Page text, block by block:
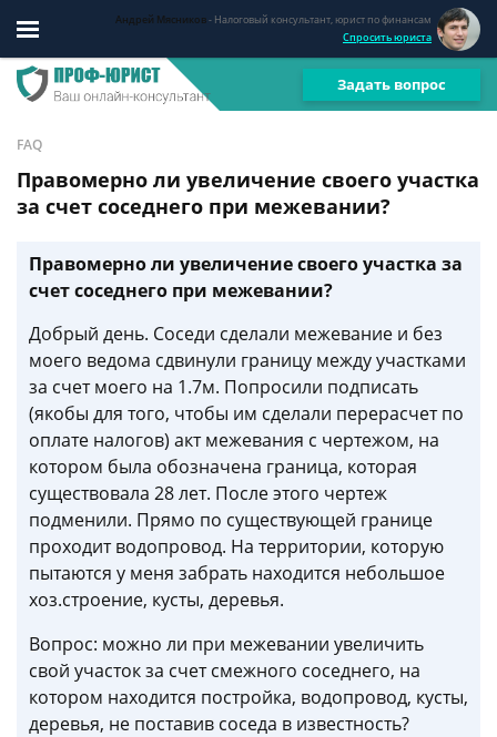
Андрей Мясников- Налоговый консультант, юрист по финансам
Спросить юриста
Задать вопрос
FAQ
Правомерно ли увеличение своего участка
за счет соседнего при межевании?
Правомерно ли увеличение своего участка за
счет соседнего при межевании?
Добрый день. Соседи сделали межевание и без
моего ведома сдвинули границу между участками
за счет моего на 1.7м. Попросили подписать
(якобы для того, чтобы им сделали перерасчет по
оплате налогов) акт межевания с чертежом, на
котором была обозначена граница, которая
существовала 28 лет. После этого чертеж
подменили. Прямо по существующей границе
проходит водопровод. На территории, которую
пытаются у меня забрать находится небольшое
хоз.строение, кусты, деревья.
Вопрос: можно ли при межевании увеличить
свой участок за счет смежного соседнего, на
котором находится постройка, водопровод, кусты,
деревья, не поставив соседа в известность?